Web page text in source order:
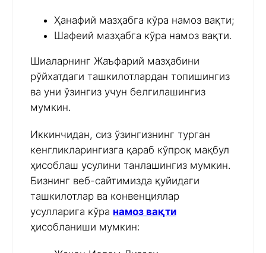
Ҳанафий мазҳабга кўра намоз вақти;
Шафеий мазҳабга кўра намоз вақти.
Шиаларнинг Жаъфарий мазҳабини
рўйхатдаги ташкилотлардан топишингиз
ва уни ўзингиз учун белгилашингиз
мумкин.
Иккинчидан, сиз ўзингизнинг турган
кенгликларингизга қараб кўпроқ мақбул
ҳисоблаш усулини танлашингиз мумкин.
Бизнинг веб-сайтимизда қуйидаги
ташкилотлар ва конвенциялар
усулларига кўра намоз вақти
ҳисобланиши мумкин: